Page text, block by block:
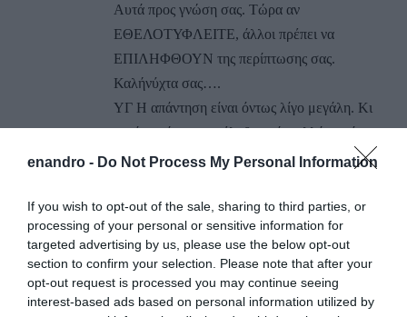
enandro - Do Not Process My Personal Information
If you wish to opt-out of the sale, sharing to third parties, or
processing of your personal or sensitive information for
targeted advertising by us, please use the below opt-out
section to confirm your selection. Please note that after your
opt-out request is processed you may continue seeing
interest-based ads based on personal information utilized by
Αυτά προς γνώση σας. Τώρα αν
ΕΘΕΛΟΤΥΦΛΕΙΤΕ, άλλοι πρέπει να
ΕΠΙΛΗΦΘΟΥΝ της περίπτωσης σας.
Καλήνύχτα σας….
ΥΓ Η απάντηση είναι όντως λίγο μεγάλη. Κι
αυτό γιατί συμπεριέλαβε εσάς, αλλά και όσους
ή και όσες κρύβονται πίσω σας…
Ο/ΗΚι άλλο...
27/02/2016 στις 16:46